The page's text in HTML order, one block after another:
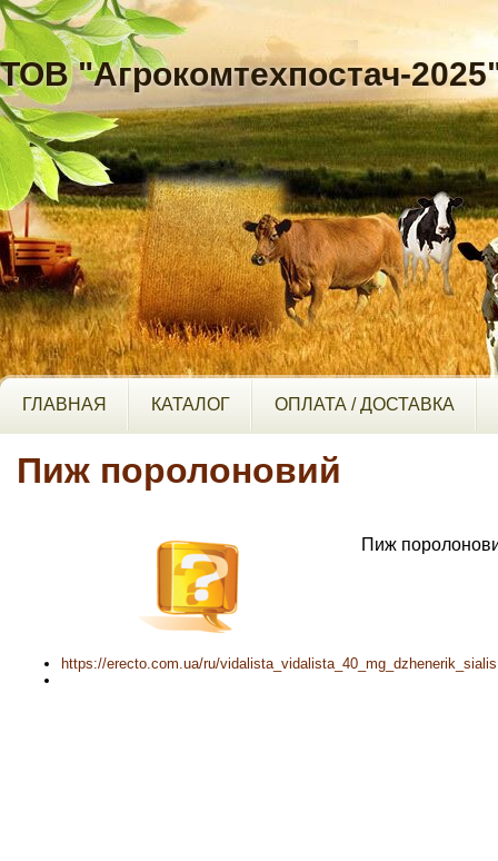
ТОВ "Агрокомтехпостач-
ГЛАВНАЯ КАТАЛОГ ОПЛАТА / ДОСТАВКА
Пиж поролоновий
Пиж
https://erecto.com.ua/ru/vidalista_vidalista_40_mg_dzhenerik_sialis